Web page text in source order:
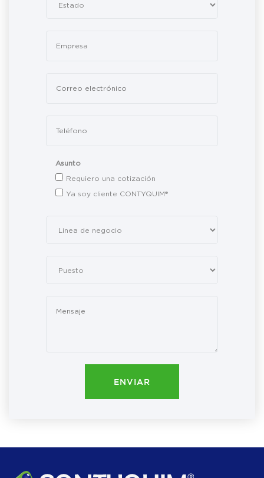
Asunto
Requiero una cotización
Ya soy cliente CONTYQUIM®
ENVIAR